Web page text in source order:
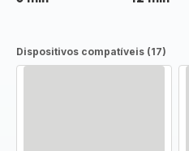
Dispositivos compatíveis (17)